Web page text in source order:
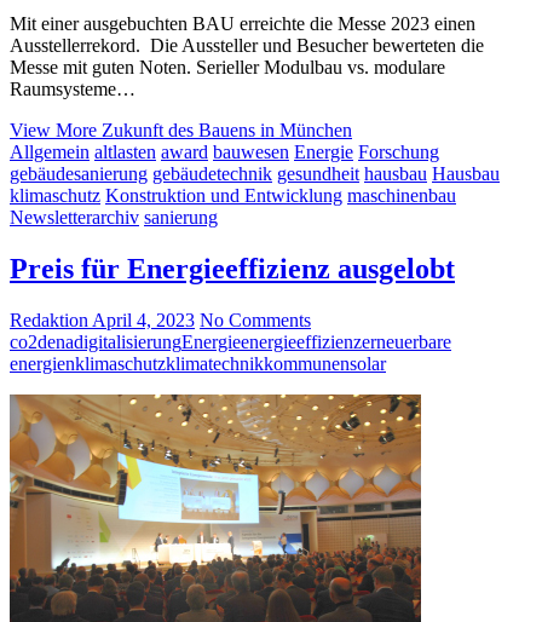
Mit einer ausgebuchten BAU erreichte die Messe 2023 einen
Ausstellerrekord. Die Aussteller und Besucher bewerteten die
Messe mit guten Noten. Serieller Modulbau vs. modulare
Raumsysteme…
View More Zukunft des Bauens in München
Allgemein altlasten award bauwesen Energie Forschung
gebäudesanierung gebäudetechnik gesundheit hausbau Hausbau
klimaschutz Konstruktion und Entwicklung maschinenbau
Newsletterarchiv sanierung
Preis für Energieeffizienz ausgelobt
Redaktion April 4, 2023 No Comments
co2denadigitalisierungEnergieenergieeffizienzerneuerbare
energienklimaschutzklimatechnikkommunensolar